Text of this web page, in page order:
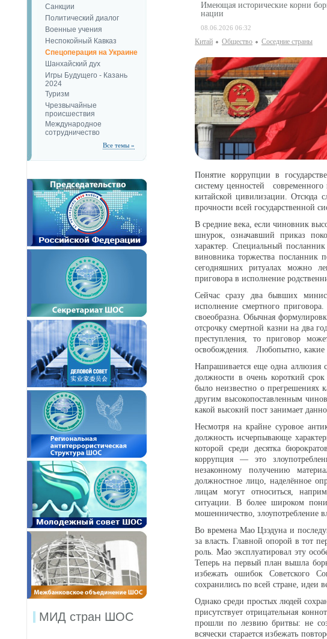
Санкции
Политический диалог
Военные учения
Неспокойный Кавказ
Спецоперация на Украине
Шанхайский дух
Игры Будущего - Казань
2024
Туризм
Чрезвычайные
происшествия
Международное
сотрудничество
Все темы »
МИД стран ШОС
Имеющая исторические корни
нации
08.06.2026 06:32
Китай Общество Соседние страны
Понятие коррупции в
систему ценностей современного
китайской цивилизации. Отсюда
прочности всей государственной
В средние века, если чиновник
шнурок, означавший приказ
характер. Специальный
виновника торжества посланник
сегодняшних ритуалах можно
приговора в исполнение
Сейчас сразу два бывших
исполнение смертного
своеобразна. Обычная
отсрочку смертной казни на два
преступления, то приговор
освобождения. Любопытно, какие
Напрашивается еще одна
должности в очень короткий
было неизвестно о прегрешениях
другим высокопоставленным
какой высокий пост занимает
Несмотря на крайне суровое
должность исчерпывающе
которой среди десятка
коррупция — это
незаконному получению
должностное лицо, наделённое
лицам могут относиться,
ситуации. В более широком
мошенничество, злоупотребление
Во времена Мао Цзэдуна и
за власть. Главной опорой в тот
роль. Мао эксплуатировал эту
Теперь на первый план вышла
избежать ошибок Советского
сохранились по всей стране, идеи
Однако среди простых людей
присутствует отрицательная
прошли по лезвию бритвы: не
всячески старается избежать